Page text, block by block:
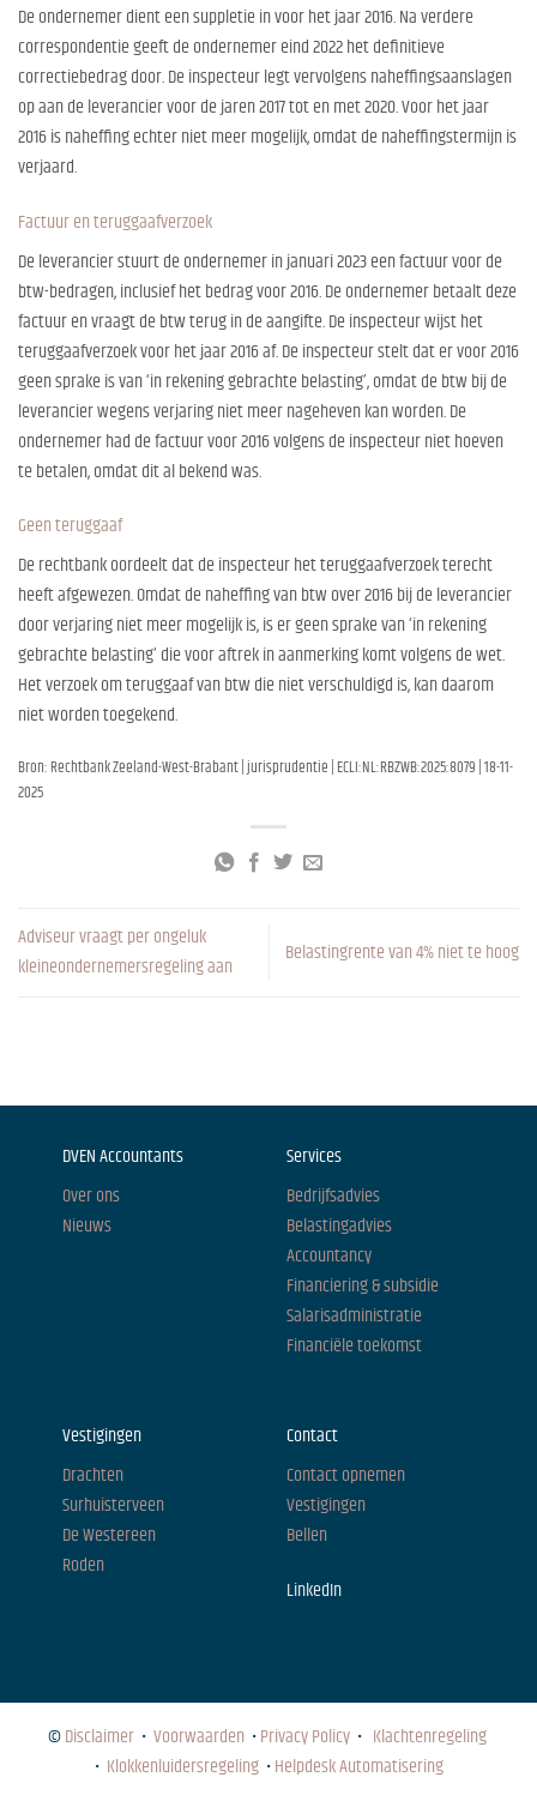
De ondernemer dient een suppletie in voor het jaar 2016. Na verdere
correspondentie geeft de ondernemer eind 2022 het definitieve
correctiebedrag door. De inspecteur legt vervolgens naheffingsaanslagen
op aan de leverancier voor de jaren 2017 tot en met 2020. Voor het jaar
2016 is naheffing echter niet meer mogelijk, omdat de naheffingstermijn is
verjaard.
Factuur en teruggaafverzoek
De leverancier stuurt de ondernemer in januari 2023 een factuur voor de
btw-bedragen, inclusief het bedrag voor 2016. De ondernemer betaalt deze
factuur en vraagt de btw terug in de aangifte. De inspecteur wijst het
teruggaafverzoek voor het jaar 2016 af. De inspecteur stelt dat er voor 2016
geen sprake is van ‘in rekening gebrachte belasting’, omdat de btw bij de
leverancier wegens verjaring niet meer nageheven kan worden. De
ondernemer had de factuur voor 2016 volgens de inspecteur niet hoeven
te betalen, omdat dit al bekend was.
Geen teruggaaf
De rechtbank oordeelt dat de inspecteur het teruggaafverzoek terecht
heeft afgewezen. Omdat de naheffing van btw over 2016 bij de leverancier
door verjaring niet meer mogelijk is, is er geen sprake van ‘in rekening
gebrachte belasting’ die voor aftrek in aanmerking komt volgens de wet.
Het verzoek om teruggaaf van btw die niet verschuldigd is, kan daarom
niet worden toegekend.
Bron: Rechtbank Zeeland-West-Brabant | jurisprudentie | ECLI:NL:RBZWB:2025:8079 | 18-11-
2025
Adviseur vraagt per ongeluk
kleineondernemersregeling aan
Belastingrente van 4% niet te hoog
DVEN Accountants
Over ons
Nieuws
Services
Bedrijfsadvies
Belastingadvies
Accountancy
Financiering & subsidie
Salarisadministratie
Financiële toekomst
Vestigingen
Drachten
Surhuisterveen
De Westereen
Roden
Contact
Contact opnemen
Vestigingen
Bellen
LinkedIn
©Disclaimer• Voorwaarden •Privacy Policy• Klachtenregeling
• Klokkenluidersregeling•Helpdesk Automatisering